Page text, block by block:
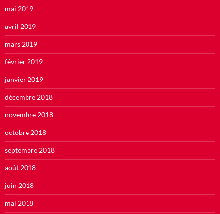
mai 2019
avril 2019
mars 2019
février 2019
janvier 2019
décembre 2018
novembre 2018
octobre 2018
septembre 2018
août 2018
juin 2018
mai 2018